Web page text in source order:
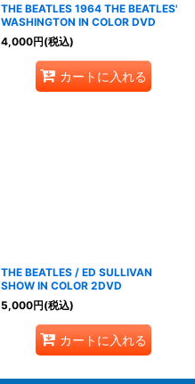
THE BEATLES 1964 THE BEATLES'
WASHINGTON IN COLOR DVD
4,000円(税込)
カートに入れる
THE BEATLES / ED SULLIVAN
SHOW IN COLOR 2DVD
5,000円(税込)
カートに入れる